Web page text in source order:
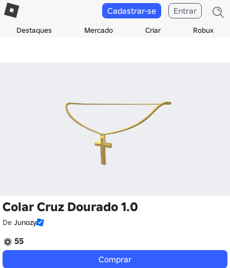
Destaques Mercado Criar Robux
Cadastrar-se Entrar
Colar Cruz Dourado 1.0
De Junozy
55
Comprar